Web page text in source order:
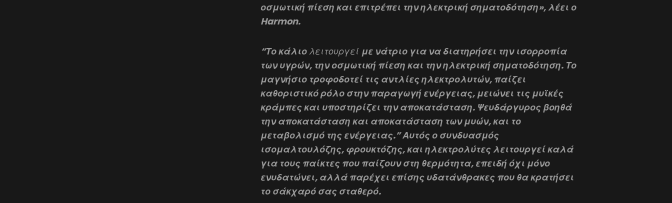
οσμωτική πίεση και επιτρέπει την ηλεκτρική σηματοδότηση», λέει ο
Harmon.
“Το κάλιολειτουργεί με νάτριο για να διατηρήσει την ισορροπία
των υγρών, την οσμωτική πίεση και την ηλεκτρική σηματοδότηση. Το
μαγνήσιο τροφοδοτεί τις αντλίες ηλεκτρολυτών, παίζει
καθοριστικό ρόλο στην παραγωγή ενέργειας, μειώνει τις μυϊκές
κράμπες και υποστηρίζει την αποκατάσταση. Ψευδάργυρος βοηθά
την αποκατάσταση και αποκατάσταση των μυών, και το
μεταβολισμό της ενέργειας.” Αυτός ο συνδυασμός
ισομαλτουλόζης, φρουκτόζης, και ηλεκτρολύτες λειτουργεί καλά
για τους παίκτες που παίζουν στη θερμότητα, επειδή όχι μόνο
ενυδατώνει, αλλά παρέχει επίσης υδατάνθρακες που θα κρατήσει
το σάκχαρό σας σταθερό.